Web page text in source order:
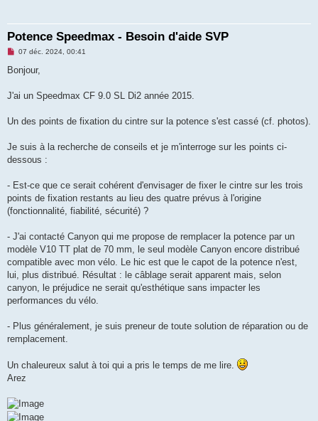
Potence Speedmax - Besoin d'aide SVP
M
s
g
o
u
07 déc. 2024, 00:41
Bonjour,
J'ai un Speedmax CF 9.0 SL Di2 année 2015.
Un des points de fixation du cintre sur la potence s'est cassé (cf. photos).
Je suis à la recherche de conseils et je m'interroge sur les points ci-
dessous :
- Est-ce que ce serait cohérent d'envisager de fixer le cintre sur les trois
points de fixation restants au lieu des quatre prévus à l'origine
(fonctionnalité, fiabilité, sécurité) ?
- J'ai contacté Canyon qui me propose de remplacer la potence par un
modèle V10 TT plat de 70 mm, le seul modèle Canyon encore distribué
compatible avec mon vélo. Le hic est que le capot de la potence n'est,
lui, plus distribué. Résultat : le câblage serait apparent mais, selon
canyon, le préjudice ne serait qu'esthétique sans impacter les
performances du vélo.
- Plus généralement, je suis preneur de toute solution de réparation ou de
remplacement.
Un chaleureux salut à toi qui a pris le temps de me lire.
Arez